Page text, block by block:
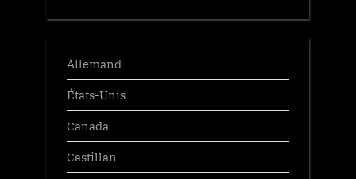
Allemand
États-Unis
Canada
Castillan